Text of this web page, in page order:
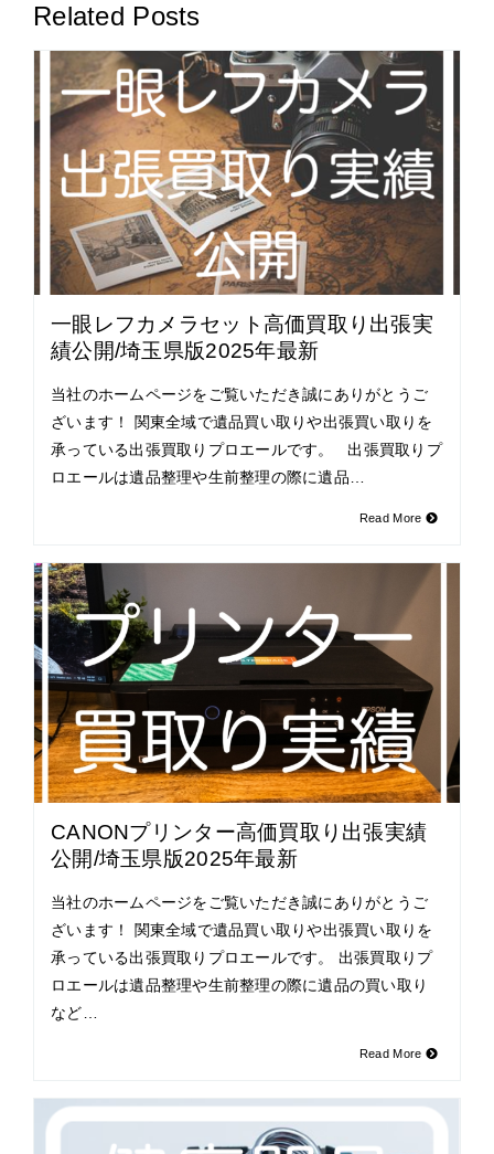
Related Posts
一眼レフカメラセット高価買取り出張実
績公開/埼玉県版2025年最新
当社のホームページをご覧いただき誠にありがとうご
ざいます！ 関東全域で遺品買い取りや出張買い取りを
承っている出張買取りプロエールです。 出張買取りプ
ロエールは遺品整理や生前整理の際に遺品…
Read More
CANONプリンター高価買取り出張実績
公開/埼玉県版2025年最新
当社のホームページをご覧いただき誠にありがとうご
ざいます！ 関東全域で遺品買い取りや出張買い取りを
承っている出張買取りプロエールです。 出張買取りプ
ロエールは遺品整理や生前整理の際に遺品の買い取り
など…
Read More